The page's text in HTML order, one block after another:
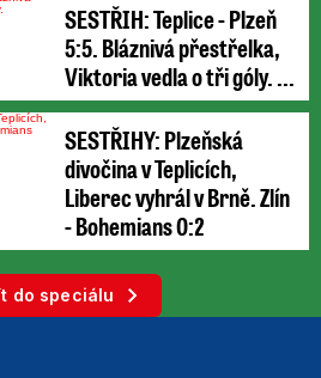
SESTŘIH: Teplice - Plzeň
5:5. Bláznivá přestřelka,
Viktoria vedla o tři góly. ...
SESTŘIHY: Plzeňská
divočina v Teplicích,
Liberec vyhrál v Brně. Zlín
- Bohemians 0:2
do speciálu